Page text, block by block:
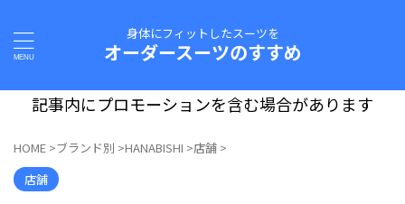
身体にフィットしたスーツを
オーダースーツのすすめ
記事内にプロモーションを含む場合があります
HOME >ブランド別 >HANABISHI >店舗 >
店舗